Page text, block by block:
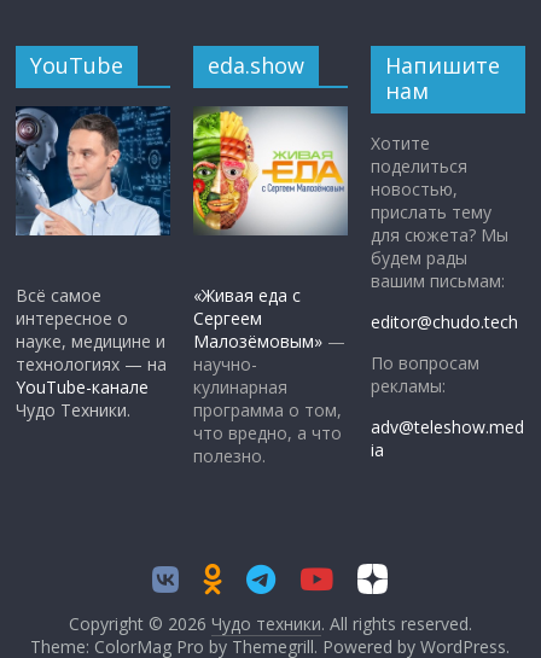
YouTube
Всё самое
интересное о
науке, медицине и
технологиях — на
YouTube-канале
Чудо Техники.
eda.show
«Живая еда с
Сергеем
Малозёмовым» —
научно-
кулинарная
программа о том,
что вредно, а что
полезно.
Напишите
нам
Хотите
поделиться
новостью,
прислать тему
для сюжета? Мы
будем рады
вашим письмам:
editor@chudo.tech
По вопросам
рекламы:
adv@teleshow.med
ia
Copyright © 2026 Чудо техники. All rights reserved.
Theme: ColorMag Pro by Themegrill. Powered byWordPress.